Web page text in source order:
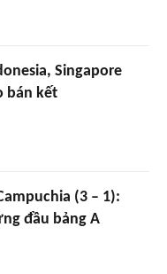
Singapore
bán kết
(3 – 1):
đầu bảng A